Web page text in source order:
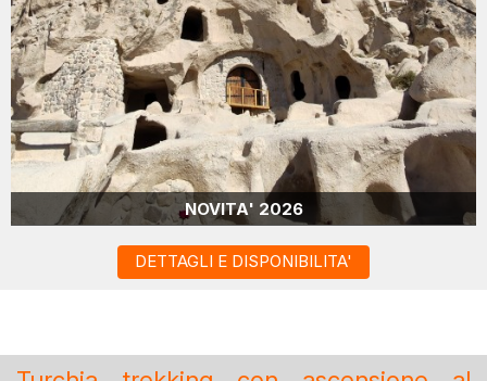
NOVITA' 2026
DETTAGLI E DISPONIBILITA'